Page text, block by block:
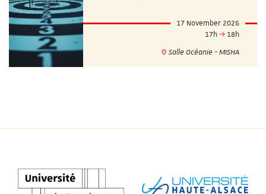
17 November 2026
17h
18h
Salle Océanie - MISHA